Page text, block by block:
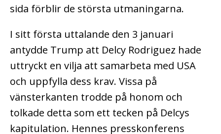
sida förblir de största utmaningarna.
I sitt första uttalande den 3 januari
antydde Trump att Delcy Rodriguez hade
uttryckt en vilja att samarbeta med USA
och uppfylla dess krav. Vissa på
vänsterkanten trodde på honom och
tolkade detta som ett tecken på Delcys
kapitulation. Hennes presskonferens